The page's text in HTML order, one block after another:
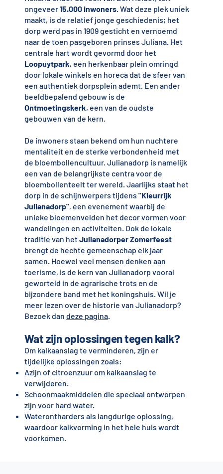
ongeveer15.000 inwoners. Wat deze plek uniek
maakt, is de relatief jonge geschiedenis; het
dorp werd pas in 1909 gesticht en vernoemd
naar de toen pasgeboren prinses Juliana. Het
centrale hart wordt gevormd door het
Loopuytpark, een herkenbaar plein omringd
door lokale winkels en horeca dat de sfeer van
een authentiek dorpsplein ademt. Een ander
beeldbepalend gebouw is de
Ontmoetingskerk, een van de oudste
gebouwen van de kern.
De inwoners staan bekend om hun nuchtere
mentaliteit en de sterke verbondenheid met
de bloembollencultuur. Julianadorp is namelijk
een van de belangrijkste centra voor de
bloembollenteelt ter wereld. Jaarlijks staat het
dorp in de schijnwerpers tijdens "Kleurrijk
Julianadorp", een evenement waarbij de
unieke bloemenvelden het decor vormen voor
wandelingen en activiteiten. Ook de lokale
traditie van hetJulianadorper Zomerfeest
brengt de hechte gemeenschap elk jaar
samen. Hoewel veel mensen denken aan
toerisme, is de kern van Julianadorp vooral
geworteld in de agrarische trots en de
bijzondere band met het koningshuis. Wil je
meer lezen over de historie van Julianadorp?
Bezoek dan deze pagina.
Wat zijn oplossingen tegen kalk?
Om kalkaanslag te verminderen, zijn er
tijdelijke oplossingen zoals:
Azijn of citroenzuur om kalkaanslag te
verwijderen.
Schoonmaakmiddelen die speciaal ontworpen
zijn voor hard water.
Waterontharders als langdurige oplossing,
waardoor kalkvorming in het hele huis wordt
voorkomen.